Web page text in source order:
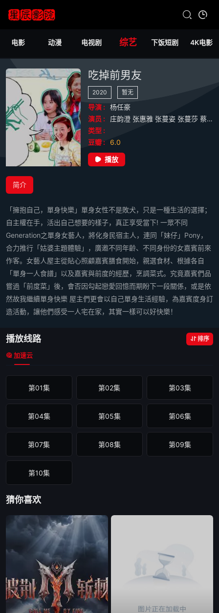
电影 动漫 电视剧 综艺 下饭短剧 4K电影
吃掉前男友
2020 暂无
导演 :
杨任豪
演员 :
庄韵澄 张惠雅 张蔓姿 张蔓莎 蔡宝欣
类型 :
豆瓣 :
6.0
播放
简介
「擁抱自己，單身快樂」單身女性不是敗犬，只是一種生活的選擇；
自主權在手，活出自己想要的樣子，真正享受當下! 一眾不同
Generation之單身女藝人，將化身民宿主人，連同「妹仔」Pony，
合力推行「姑婆主題體驗」，廣邀不同年齡、不同身份的女嘉賓前來
作客。女藝人屋主從貼心照顧嘉賓膳食開始，親選食材、根據各自
「單身一人食譜」以及嘉賓與前度的經歷，烹調菜式。究竟嘉賓們品
嘗過「前度菜」後，會否因勾起戀愛回憶而期盼下一段關係，或是依
然故我繼續單身快樂 屋主們更會以自己單身生活經驗，為嘉賓度身訂
造活動，讓他們感受一人宅在家，其實一樣可以好快樂！
播放线路 排序
加速云
第01集 第02集 第03集
第04集 第05集 第06集
第07集 第08集 第09集
第10集
猜你喜欢